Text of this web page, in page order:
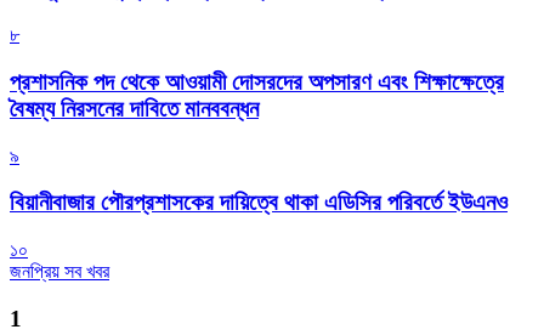
৮
প্রশাসনিক পদ থেকে আওয়ামী দোসরদের অপসারণ এবং শিক্ষাক্ষেত্রে
বৈষম্য নিরসনের দাবিতে মানববন্ধন
৯
বিয়ানীবাজার পৌরপ্রশাসকের দায়িত্বে থাকা এডিসির পরিবর্তে ইউএনও
১০
জনপ্রিয় সব খবর
1